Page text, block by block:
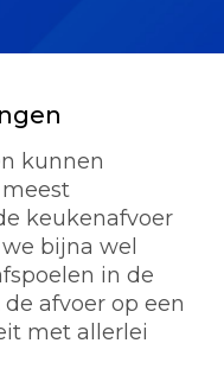
kunnen
keukenafvoer
bijna wel
in de
afvoer op een
met allerlei